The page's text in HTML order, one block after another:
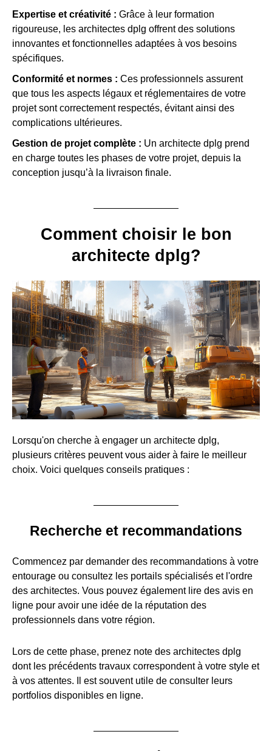
Expertise et créativité : Grâce à leur formation
rigoureuse, les architectes dplg offrent des solutions
innovantes et fonctionnelles adaptées à vos besoins
spécifiques.
Conformité et normes : Ces professionnels assurent
que tous les aspects légaux et réglementaires de votre
projet sont correctement respectés, évitant ainsi des
complications ultérieures.
Gestion de projet complète : Un architecte dplg prend
en charge toutes les phases de votre projet, depuis la
conception jusqu’à la livraison finale.
Comment choisir le bon
architecte dplg?
Lorsqu'on cherche à engager un architecte dplg,
plusieurs critères peuvent vous aider à faire le meilleur
choix. Voici quelques conseils pratiques :
Recherche et recommandations
Commencez par demander des recommandations à votre
entourage ou consultez les portails spécialisés et l'ordre
des architectes. Vous pouvez également lire des avis en
ligne pour avoir une idée de la réputation des
professionnels dans votre région.
Lors de cette phase, prenez note des architectes dplg
dont les précédents travaux correspondent à votre style et
à vos attentes. Il est souvent utile de consulter leurs
portfolios disponibles en ligne.